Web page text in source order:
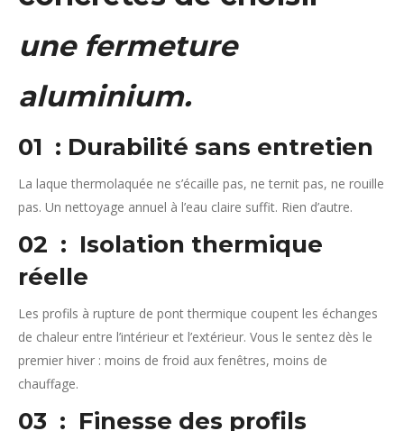
une fermeture
aluminium.
01 : Durabilité sans entretien
La laque thermolaquée ne s’écaille pas, ne ternit pas, ne rouille
pas. Un nettoyage annuel à l’eau claire suffit. Rien d’autre.
02 : Isolation thermique
réelle
Les profils à rupture de pont thermique coupent les échanges
de chaleur entre l’intérieur et l’extérieur. Vous le sentez dès le
premier hiver : moins de froid aux fenêtres, moins de
chauffage.
03 : Finesse des profils